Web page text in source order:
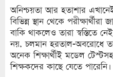
অনিশ্চয়তা আর হতাশার
বিভিন্ন স্থান থেকে
বাকি থাকলেও তারা স্বস্তিতে
নয়, চলমান হরতাল-অবরোধে
অনেক শিক্ষার্থীই মডেল
শিক্ষকদের কাছে যেতে পারেনি।